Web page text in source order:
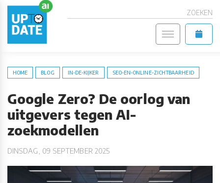
ZOEKEN
HOME BLOG IN-DE-KIJKER SEO-EN-ONLINE-ZICHTBAARHEID
Google Zero? De oorlog van
uitgevers tegen AI-
zoekmodellen
DINSDAG, 09 SEPTEMBER 2025